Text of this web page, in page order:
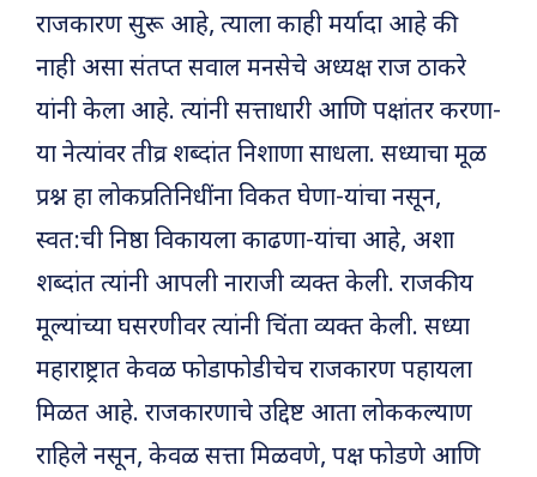
राजकारण सुरू आहे, त्याला काही मर्यादा आहे की
नाही असा संतप्त सवाल मनसेचे अध्यक्ष राज ठाकरे
यांनी केला आहे. त्यांनी सत्ताधारी आणि पक्षांतर करणा-
या नेत्यांवर तीव्र शब्दांत निशाणा साधला. सध्याचा मूळ
प्रश्न हा लोकप्रतिनिधींना विकत घेणा-यांचा नसून,
स्वत:ची निष्ठा विकायला काढणा-यांचा आहे, अशा
शब्दांत त्यांनी आपली नाराजी व्यक्त केली. राजकीय
मूल्यांच्या घसरणीवर त्यांनी चिंता व्यक्त केली. सध्या
महाराष्ट्रात केवळ फोडाफोडीचेच राजकारण पहायला
मिळत आहे. राजकारणाचे उद्दिष्ट आता लोककल्याण
राहिले नसून, केवळ सत्ता मिळवणे, पक्ष फोडणे आणि